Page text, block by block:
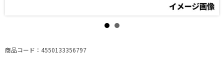
商品コード：4550133356797